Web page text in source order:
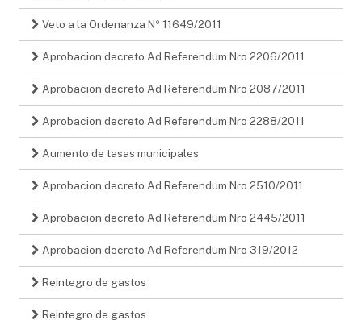
Veto a la Ordenanza Nº 11649/2011
Aprobacion decreto Ad Referendum Nro 2206/2011
Aprobacion decreto Ad Referendum Nro 2087/2011
Aprobacion decreto Ad Referendum Nro 2288/2011
Aumento de tasas municipales
Aprobacion decreto Ad Referendum Nro 2510/2011
Aprobacion decreto Ad Referendum Nro 2445/2011
Aprobacion decreto Ad Referendum Nro 319/2012
Reintegro de gastos
Reintegro de gastos